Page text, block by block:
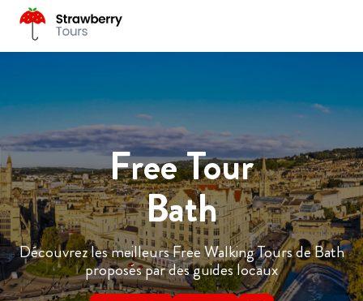
Free Tour
Bath
Découvrez les meilleurs Free Walking Tours de Bath
proposés par des guides locaux